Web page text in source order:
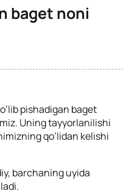
baget noni
pishadigan baget
Uning tayyorlanilishi
qo’lidan kelishi
barchaning uyida